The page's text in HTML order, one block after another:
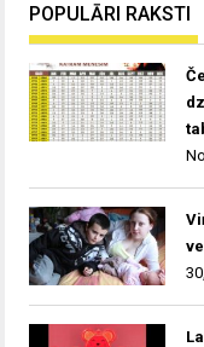
POPULĀRI RAKSTI